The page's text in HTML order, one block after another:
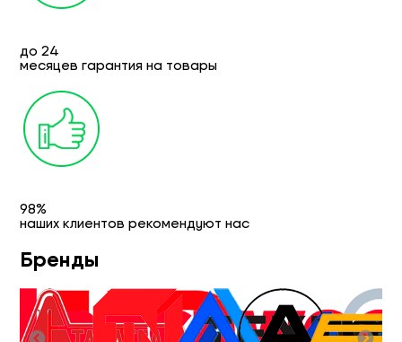
до 24
месяцев гарантия на товары
98%
наших клиентов рекомендуют нас
Бренды